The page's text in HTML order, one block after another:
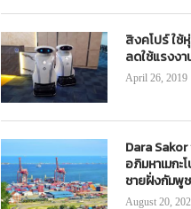
สิงคโปร์ ใช้
ลดใช้แรงง
April 26, 2019
Dara Sakor
อภิมหาเมก
ชายฝั่งกัมพู
August 20,